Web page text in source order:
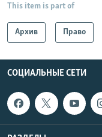
This item is part of
Архив Право
СОЦИАЛЬНЫЕ СЕТИ